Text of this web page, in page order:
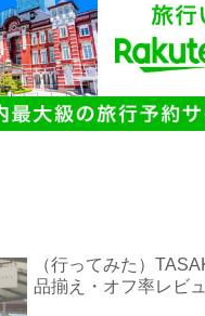
（行ってみた）
品揃え・オフ率レビュ